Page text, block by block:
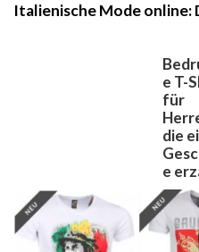
Italienische Mode online:
e T-
für
die
e